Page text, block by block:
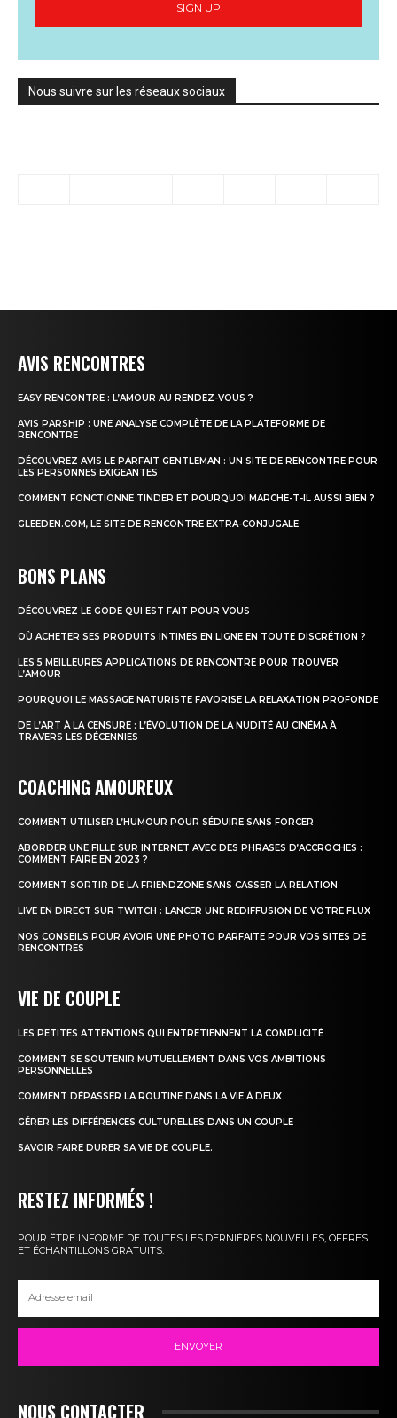
SIGN UP
Nous suivre sur les réseaux sociaux
AVIS RENCONTRES
EASY RENCONTRE : L’AMOUR AU RENDEZ-VOUS ?
AVIS PARSHIP : UNE ANALYSE COMPLÈTE DE LA PLATEFORME DE
RENCONTRE
DÉCOUVREZ AVIS LE PARFAIT GENTLEMAN : UN SITE DE RENCONTRE POUR
LES PERSONNES EXIGEANTES
COMMENT FONCTIONNE TINDER ET POURQUOI MARCHE-T-IL AUSSI BIEN ?
GLEEDEN.COM, LE SITE DE RENCONTRE EXTRA-CONJUGALE
BONS PLANS
DÉCOUVREZ LE GODE QUI EST FAIT POUR VOUS
OÙ ACHETER SES PRODUITS INTIMES EN LIGNE EN TOUTE DISCRÉTION ?
LES 5 MEILLEURES APPLICATIONS DE RENCONTRE POUR TROUVER
L’AMOUR
POURQUOI LE MASSAGE NATURISTE FAVORISE LA RELAXATION PROFONDE
DE L’ART À LA CENSURE : L’ÉVOLUTION DE LA NUDITÉ AU CINÉMA À
TRAVERS LES DÉCENNIES
COACHING AMOUREUX
COMMENT UTILISER L’HUMOUR POUR SÉDUIRE SANS FORCER
ABORDER UNE FILLE SUR INTERNET AVEC DES PHRASES D’ACCROCHES :
COMMENT FAIRE EN 2023 ?
COMMENT SORTIR DE LA FRIENDZONE SANS CASSER LA RELATION
LIVE EN DIRECT SUR TWITCH : LANCER UNE REDIFFUSION DE VOTRE FLUX
NOS CONSEILS POUR AVOIR UNE PHOTO PARFAITE POUR VOS SITES DE
RENCONTRES
VIE DE COUPLE
LES PETITES ATTENTIONS QUI ENTRETIENNENT LA COMPLICITÉ
COMMENT SE SOUTENIR MUTUELLEMENT DANS VOS AMBITIONS
PERSONNELLES
COMMENT DÉPASSER LA ROUTINE DANS LA VIE À DEUX
GÉRER LES DIFFÉRENCES CULTURELLES DANS UN COUPLE
SAVOIR FAIRE DURER SA VIE DE COUPLE.
RESTEZ INFORMÉS !
POUR ÊTRE INFORMÉ DE TOUTES LES DERNIÈRES NOUVELLES, OFFRES
ET ÉCHANTILLONS GRATUITS.
ENVOYER
NOUS CONTACTER